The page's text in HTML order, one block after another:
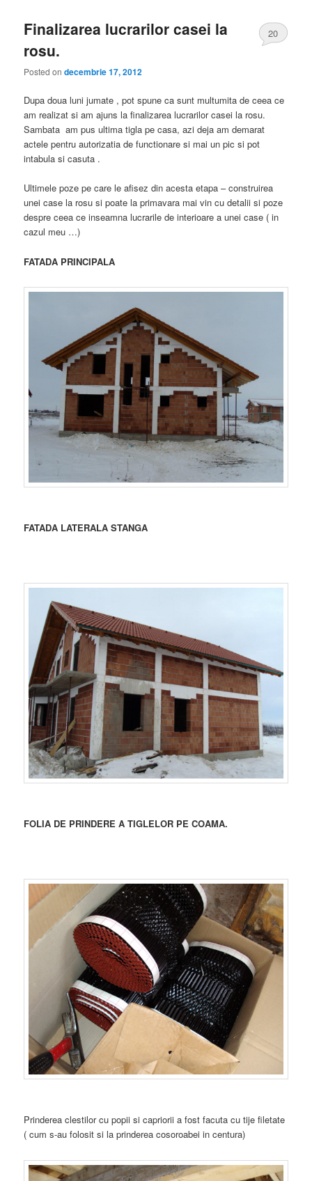
Finalizarea lucrarilor casei la
rosu.
Posted ondecembrie 17, 2012
20
Dupa doua luni jumate , pot spune ca sunt multumita de ceea ce
am realizat si am ajuns la finalizarea lucrarilor casei la rosu.
Sambata am pus ultima tigla pe casa, azi deja am demarat
actele pentru autorizatia de functionare si mai un pic si pot
intabula si casuta .
Ultimele poze pe care le afisez din acesta etapa – construirea
unei case la rosu si poate la primavara mai vin cu detalii si poze
despre ceea ce inseamna lucrarile de interioare a unei case ( in
cazul meu …)
FATADA PRINCIPALA
FATADA LATERALA STANGA
FOLIA DE PRINDERE A TIGLELOR PE COAMA.
Prinderea clestilor cu popii si capriorii a fost facuta cu tije filetate
( cum s-au folosit si la prinderea cosoroabei in centura)